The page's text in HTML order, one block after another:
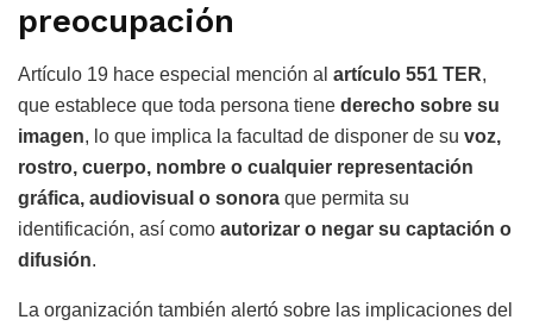
preocupación
Artículo 19 hace especial mención al artículo 551 TER,
que establece que toda persona tiene derecho sobre su
imagen, lo que implica la facultad de disponer de su voz,
rostro, cuerpo, nombre o cualquier representación
gráfica, audiovisual o sonora que permita su
identificación, así como autorizar o negar su captación o
difusión.
La organización también alertó sobre las implicaciones del